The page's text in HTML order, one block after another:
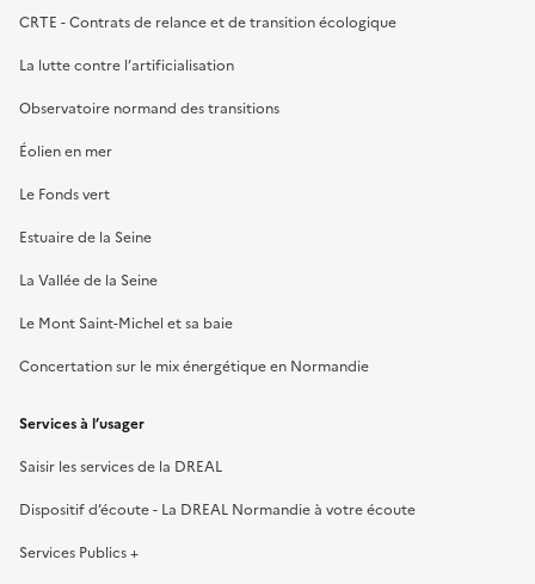
CRTE - Contrats de relance et de transition écologique
La lutte contre l’artificialisation
Observatoire normand des transitions
Éolien en mer
Le Fonds vert
Estuaire de la Seine
La Vallée de la Seine
Le Mont Saint-Michel et sa baie
Concertation sur le mix énergétique en Normandie
Services à l’usager
Saisir les services de la DREAL
Dispositif d’écoute - La DREAL Normandie à votre écoute
Services Publics +